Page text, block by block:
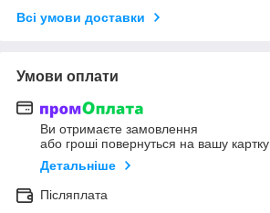
Всі умови доставки
Умови оплати
Ви отримаєте замовлення
або гроші повернуться на вашу картку
Детальніше
Післяплата